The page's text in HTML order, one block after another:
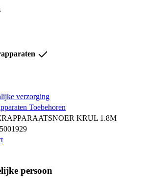
verzorging
Toebehoren
KRUL 1.8M
persoon